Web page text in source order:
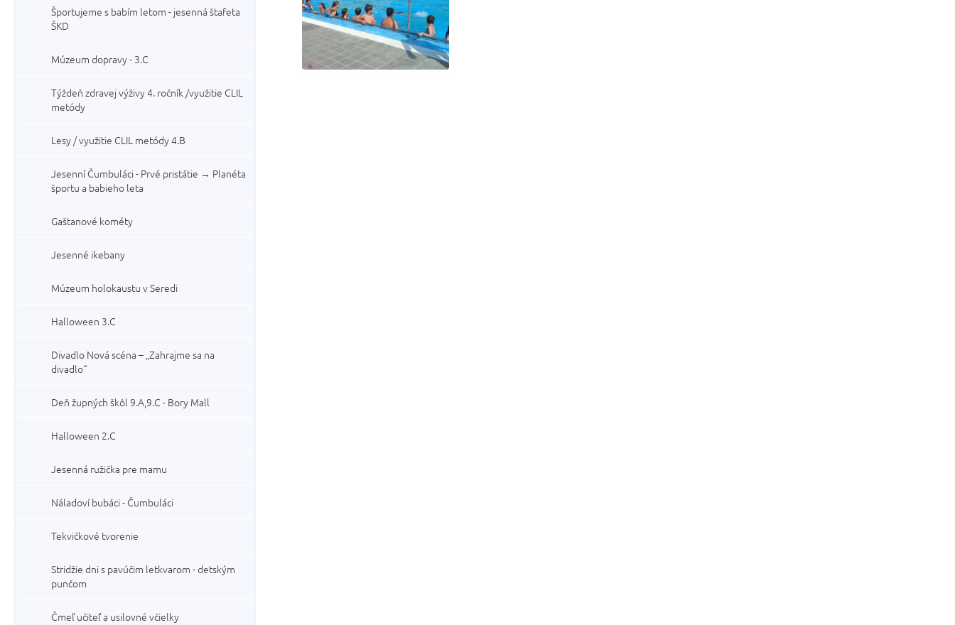
Športujeme s babím letom - jesenná štafeta
ŠKD
Múzeum dopravy - 3.C
Týždeň zdravej výživy 4. ročník /využitie CLIL
metódy
Lesy / využitie CLIL metódy 4.B
Jesenní Čumbuláci - Prvé pristátie → Planéta
športu a babieho leta
Gaštanové kométy
Jesenné ikebany
Múzeum holokaustu v Seredi
Halloween 3.C
Divadlo Nová scéna – „Zahrajme sa na
divadlo“
Deň župných škôl 9.A,9.C - Bory Mall
Halloween 2.C
Jesenná ružička pre mamu
Náladoví bubáci - Čumbuláci
Tekvičkové tvorenie
Stridžie dni s pavúčim letkvarom - detským
punčom
Čmeľ učiteľ a usilovné včielky